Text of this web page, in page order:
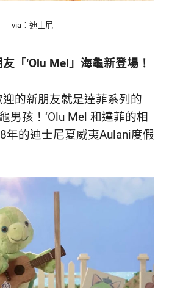
via：迪士尼
「‘Olu Mel」海龜新登場！
的新朋友就是達菲系列的
男孩！‘Olu Mel 和達菲的相
年的迪士尼夏威夷Aulani度假